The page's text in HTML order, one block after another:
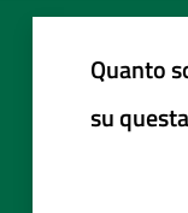
Quanto
su